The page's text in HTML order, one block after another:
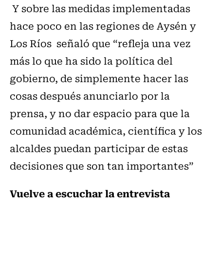
Y sobre las medidas implementadas
hace poco en las regiones de Aysén y
Los Ríos señaló que “refleja una vez
más lo que ha sido la política del
gobierno, de simplemente hacer las
cosas después anunciarlo por la
prensa, y no dar espacio para que la
comunidad académica, científica y los
alcaldes puedan participar de estas
decisiones que son tan importantes”
Vuelve a escuchar la entrevista